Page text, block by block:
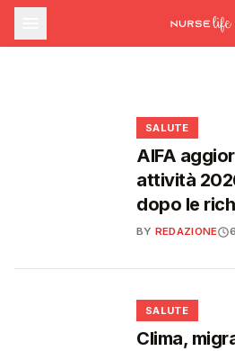
farmaceutica supera
boom di farmaci per
Ondata di calore in lieve
città da bollino rosso, il
SALUTE
Emergenza caldo: il
SALUTE
AIFA
attività
dopo le
BY REDAZIONE
SALUTE
Clima,